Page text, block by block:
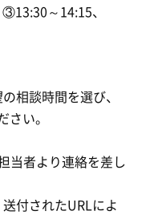
～14:15、
相談時間を選び、
い。
当者より連絡を差し
付されたURLによ